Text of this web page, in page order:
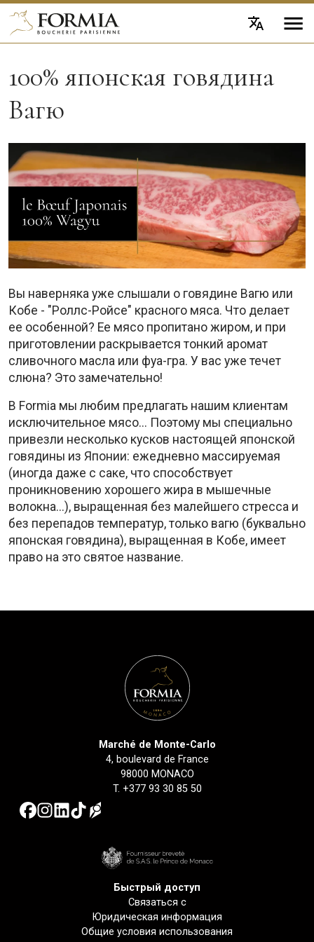
100% японская говядина
Вагю
Вы наверняка уже слышали о говядине Вагю или
Кобе - "Роллс-Ройсе" красного мяса. Что делает
ее особенной? Ее мясо пропитано жиром, и при
приготовлении раскрывается тонкий аромат
сливочного масла или фуа-гра. У вас уже течет
слюна? Это замечательно!
В Formia мы любим предлагать нашим клиентам
исключительное мясо... Поэтому мы специально
привезли несколько кусков настоящей японской
говядины из Японии: ежедневно массируемая
(иногда даже с саке, что способствует
проникновению хорошего жира в мышечные
волокна...), выращенная без малейшего стресса и
без перепадов температур, только вагю (буквально
японская говядина), выращенная в Кобе, имеет
право на это святое название.
Marché de Monte-Carlo
4, boulevard de France
98000 MONACO
T. +377 93 30 85 50
Быстрый доступ
Связаться с
Юридическая информация
Общие условия использования